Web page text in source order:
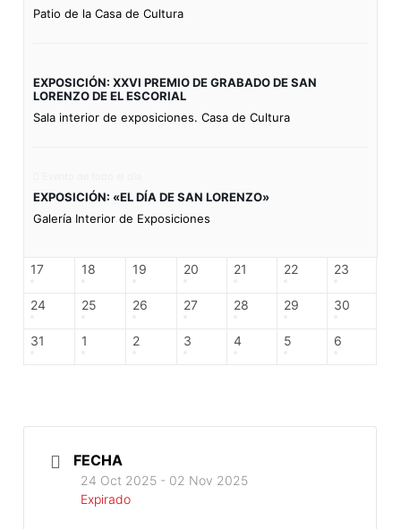
Patio de la Casa de Cultura
EXPOSICIÓN: XXVI PREMIO DE GRABADO DE SAN
LORENZO DE EL ESCORIAL
Sala interior de exposiciones. Casa de Cultura
EXPOSICIÓN: «EL DÍA DE SAN LORENZO»
Galería Interior de Exposiciones
17 18 19 20 21 22 23
24 25 26 27 28 29 30
31 1 2 3 4 5 6
FECHA
24 Oct 2025 - 02 Nov 2025
Expirado